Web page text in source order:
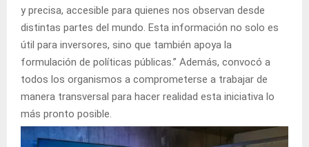
y precisa, accesible para quienes nos observan desde
distintas partes del mundo. Esta información no solo es
útil para inversores, sino que también apoya la
formulación de políticas públicas.” Además, convocó a
todos los organismos a comprometerse a trabajar de
manera transversal para hacer realidad esta iniciativa lo
más pronto posible.